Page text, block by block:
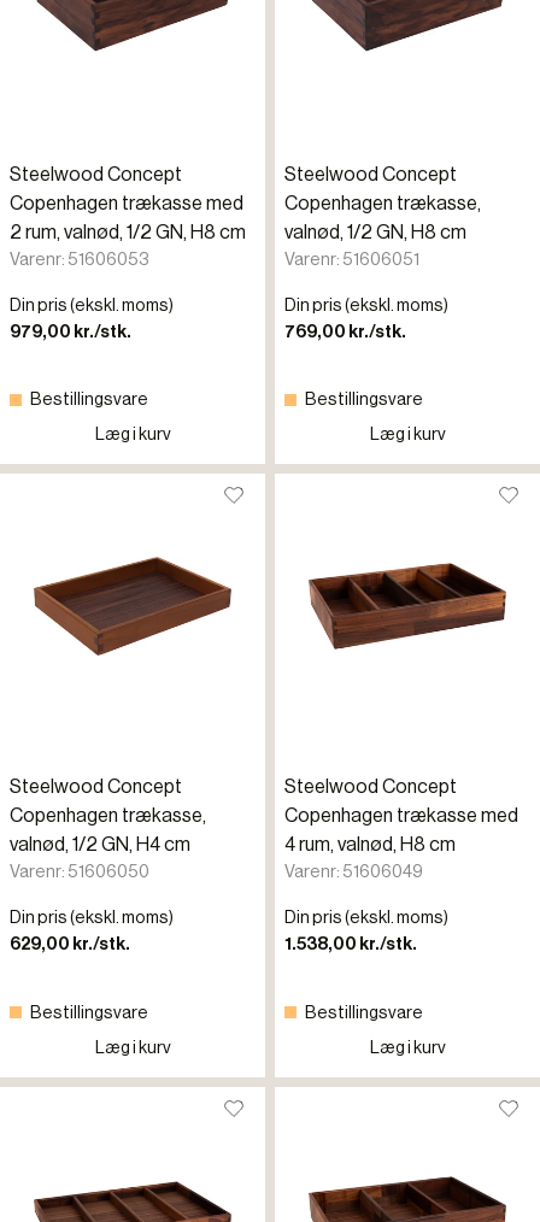
Steelwood Concept
Copenhagen trækasse med
2 rum, valnød, 1/2 GN, H8 cm
Varenr: 51606053
Din pris (ekskl. moms)
979,00 kr./stk.
Bestillingsvare
Læg i kurv
Steelwood Concept
Copenhagen trækasse,
valnød, 1/2 GN, H8 cm
Varenr: 51606051
Din pris (ekskl. moms)
769,00 kr./stk.
Bestillingsvare
Læg i kurv
Steelwood Concept
Copenhagen trækasse,
valnød, 1/2 GN, H4 cm
Varenr: 51606050
Din pris (ekskl. moms)
629,00 kr./stk.
Bestillingsvare
Læg i kurv
Steelwood Concept
Copenhagen trækasse med
4 rum, valnød, H8 cm
Varenr: 51606049
Din pris (ekskl. moms)
1.538,00 kr./stk.
Bestillingsvare
Læg i kurv